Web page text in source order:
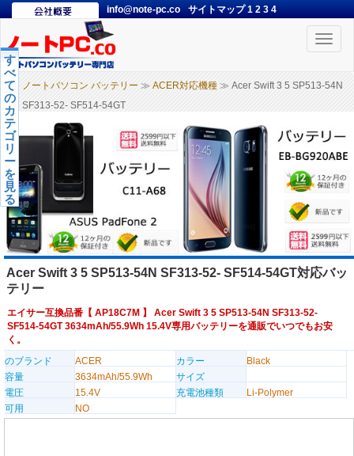
info@note-pc.co サイトマップ1 2 3 4
Toggle
ノートパソコン バッテリー ≫ ACER対応機種 ≫ Acer Swift 3 5 SP513-54N
SF313-52- SF514-54GT
す
べ
て
の
カ
テ
ゴ
リ
ー
を
見
る
Acer Swift 3 5 SP513-54N SF313-52- SF514-54GT対応バッ
テリー
エイサー互換品番【 AP18C7M 】 Acer Swift 3 5 SP513-54N SF313-52-
SF514-54GT 3634mAh/55.9Wh 15.4V専用バッテリーを通販でいつでもお安
く。
のブランド
ACER カラー
Black
容量
3634mAh/55.9Wh
サイズ
電圧
15.4V 充電池種類
Li-Polymer
可用
NO